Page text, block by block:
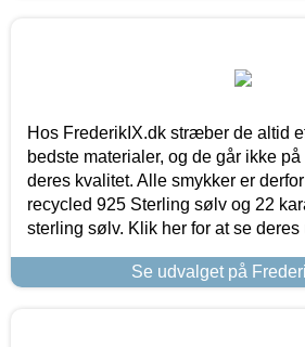
Hos FrederikIX.dk stræber de altid
bedste materialer, og de går ikke
deres kvalitet. Alle smykker er
recycled 925 Sterling sølv og 22
sterling sølv. Klik her for at se deres
Se udvalget på